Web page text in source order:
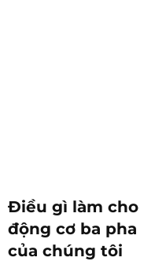
Điều gì làm cho
động cơ ba pha
của chúng tôi